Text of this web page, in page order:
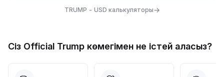
TRUMP - USD калькуляторы→
Сіз Official Trump көмегімен не істей аласыз?